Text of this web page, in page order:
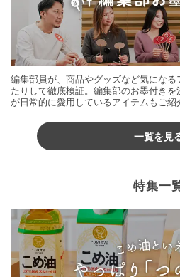
編集部員が、商品やグッズなど気にな
たりして徹底検証。編集部のお墨付き
が日常的に愛用しているアイテムもご紹
一覧を見
特集一